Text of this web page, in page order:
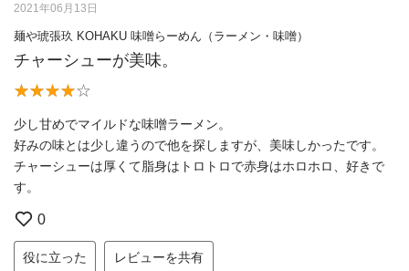
2021年06月13日
麺や琥張玖 KOHAKU 味噌らーめん（ラーメン・味噌）
チャーシューが美味。
少し甘めでマイルドな味噌ラーメン。
好みの味とは少し違うので他を探しますが、美味しかったです。
チャーシューは厚くて脂身はトロトロで赤身はホロホロ、好きで
す。
0
役に立った レビューを共有